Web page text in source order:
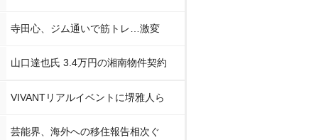
寺田心、ジム通いで筋トレ…激変
山口達也氏 3.4万円の湘南物件契約
VIVANTリアルイベントに堺雅人ら
芸能界、海外への移住報告相次ぐ